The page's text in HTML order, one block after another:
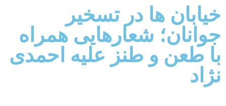
خیابان ها در تسخیر
جوانان؛ شعارهایی همراه
با طعن و طنز علیه احمدی
نژاد